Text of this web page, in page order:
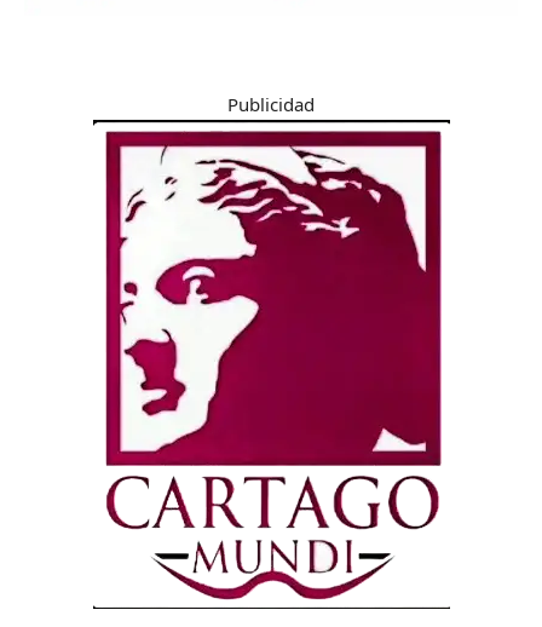
Publicidad